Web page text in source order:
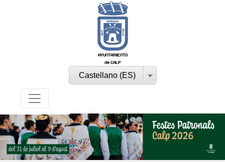
AYUNTAMIENTO
de CALP
Castellano (ES)